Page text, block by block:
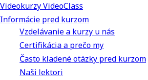
Videokurzy VideoClass
Informácie pred kurzom
Vzdelávanie a kurzy u nás
Certifikácia a prečo my
Často kladené otázky pred kurzom
Naši lektori